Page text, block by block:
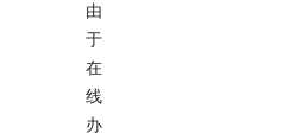
由
于
在
线
办